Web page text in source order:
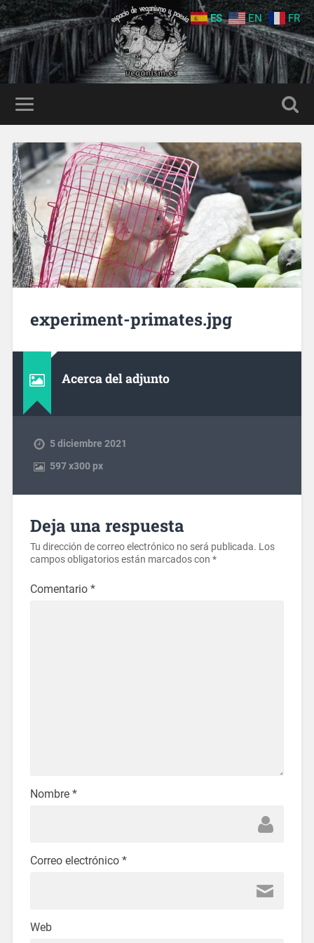
experiment-primates.jpg
Acerca del adjunto
5 diciembre 2021
597x300 px
Deja una respuesta
Tu dirección de correo electrónico no será publicada. Los
campos obligatorios están marcados con *
Comentario *
Nombre *
Correo electrónico *
Web
ES EN FR